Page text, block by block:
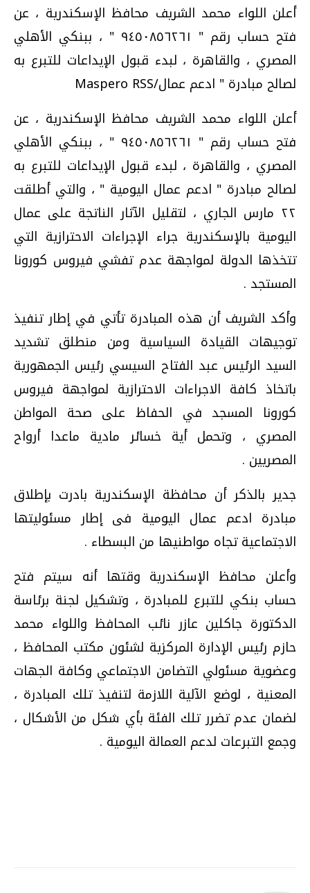
أعلن اللواء محمد الشريف محافظ الإسكندرية ، عن
فتح حساب رقم " ٩٤٥٠٨٥٦٢٦١ " ، ببنكي الأهلي
المصري ، والقاهرة ، لبدء قبول الإيداعات للتبرع به
لصالح مبادرة " ادعم عمال/Maspero RSS
أعلن اللواء محمد الشريف محافظ الإسكندرية ، عن
فتح حساب رقم " ٩٤٥٠٨٥٦٢٦١ " ، ببنكي الأهلي
المصري ، والقاهرة ، لبدء قبول الإيداعات للتبرع به
لصالح مبادرة " ادعم عمال اليومية " ، والتي أطلقت
٢٢ مارس الجاري ، لتقليل الآثار الناتجة على عمال
اليومية بالإسكندرية جراء الإجراءات الاحترازية التي
تتخذها الدولة لمواجهة عدم تفشي فيروس كورونا
المستجد .
وأكد الشريف أن هذه المبادرة تأتي في إطار تنفيذ
توجيهات القيادة السياسية ومن منطلق تشديد
السيد الرئيس عبد الفتاح السيسي رئيس الجمهورية
باتخاذ كافة الاجراءات الاحترازية لمواجهة فيروس
كورونا المسجد في الحفاظ على صحة المواطن
المصري ، وتحمل أية خسائر مادية ماعدا أرواح
المصريين .
جدير بالذكر أن محافظة الإسكندرية بادرت بإطلاق
مبادرة ادعم عمال اليومية فى إطار مسئوليتها
الاجتماعية تجاه مواطنيها من البسطاء .
وأعلن محافظ الإسكندرية وقتها أنه سيتم فتح
حساب بنكي للتبرع للمبادرة ، وتشكيل لجنة برئاسة
الدكتورة جاكلين عازر نائب المحافظ واللواء محمد
حازم رئيس الإدارة المركزية لشئون مكتب المحافظ ،
وعضوية مسئولي التضامن الاجتماعي وكافة الجهات
المعنية ، لوضع الآلية اللازمة لتنفيذ تلك المبادرة ،
لضمان عدم تضرر تلك الفئة بأي شكل من الأشكال ،
وجمع التبرعات لدعم العمالة اليومية .